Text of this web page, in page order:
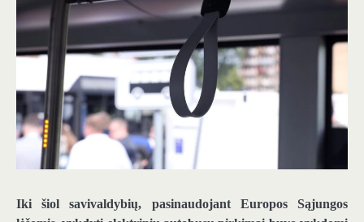
Iki šiol savivaldybių, pasinaudojant Europos Sąjungos